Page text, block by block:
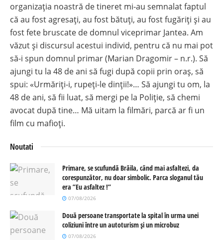
organizația noastră de tineret mi-au semnalat faptul
că au fost agresați, au fost bătuți, au fost fugăriți și au
fost fete bruscate de domnul viceprimar Jantea. Am
văzut și discursul acestui individ, pentru că nu mai pot
să-i spun domnul primar (Marian Dragomir – n.r.). Să
ajungi tu la 48 de ani să fugi după copii prin oraș, să
spui: «Urmăriți-i, rupeți-le dinții!»… Să ajungi tu om, la
48 de ani, să fii luat, să mergi pe la Poliție, să chemi
avocat după tine… Mă uitam la filmări, parcă ar fi un
film cu mafioți.
Noutati
Primare, se scufundă Brăila, când mai asfaltezi, da
corespunzător, nu doar simbolic. Parca sloganul tău
era ”Eu asfaltez !”
07/08/2026
Două persoane transportate la spital în urma unei
coliziuni între un autoturism și un microbuz
07/08/2026